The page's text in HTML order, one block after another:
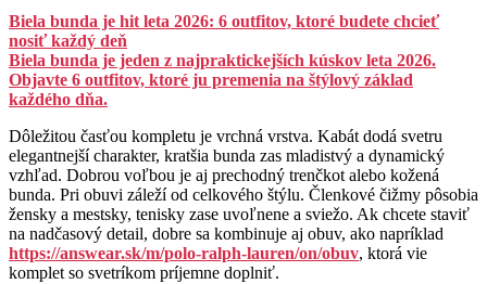
Biela bunda je hit leta 2026: 6 outfitov, ktoré budete chcieť
nosiť každý deň
Biela bunda je jeden z najpraktickejších kúskov leta 2026.
Objavte 6 outfitov, ktoré ju premenia na štýlový základ
každého dňa.
Dôležitou časťou kompletu je vrchná vrstva. Kabát dodá svetru
elegantnejší charakter, kratšia bunda zas mladistvý a dynamický
vzhľad. Dobrou voľbou je aj prechodný trenčkot alebo kožená
bunda. Pri obuvi záleží od celkového štýlu. Členkové čižmy pôsobia
žensky a mestsky, tenisky zase uvoľnene a sviežo. Ak chcete staviť
na nadčasový detail, dobre sa kombinuje aj obuv, ako napríklad
https://answear.sk/m/polo-ralph-lauren/on/obuv, ktorá vie
komplet so svetríkom príjemne doplniť.